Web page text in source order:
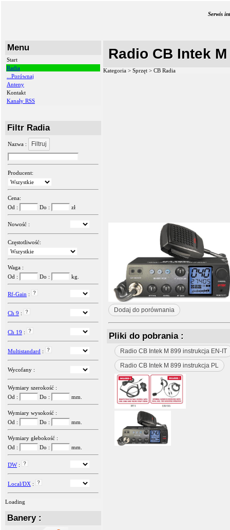
Serwis
Menu
Start
Radia
...Porównaj
Anteny
Kontakt
Kanały RSS
Filtr Radia
Nazwa : Filtruj
Producent:
Cena:
Od :
Do : zł
Nowość :
Częstotliwość:
Waga :
Od :
Do : kg.
Rf-Gain :
Ch 9 :
Ch 19 :
Multistandard :
Wycofany :
Wymiary szerokość :
Od :
Do : mm.
Wymiary wysokość :
Od :
Do : mm.
Wymiary głebokość :
Od :
Do : mm.
DW:
Local/DX :
Loading
Banery :
Radio CB Intek M
Kategoria > Sprzęt > CB Radia
Dodaj do porównania
Pliki do pobrania :
Radio CB Intek M 899 instrukcja EN-IT
Radio CB Intek M 899 instrukcja PL